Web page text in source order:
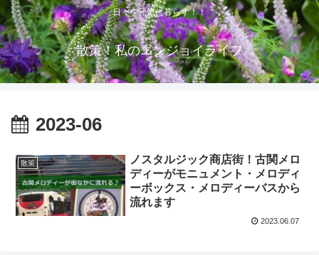
日々を元気に暮らす！！
散策！私のエンジョイライフ
2023-06
散策
ノスタルジック商店街！古関メロ
ディーがモニュメント・メロディ
ーボックス・メロディーバスから
流れます
2023.06.07